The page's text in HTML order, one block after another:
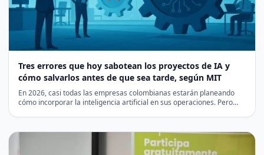
Tres errores que hoy sabotean los proyectos de IA y
cómo salvarlos antes de que sea tarde, según MIT
En 2026, casi todas las empresas colombianas estarán planeando
cómo incorporar la inteligencia artificial en sus operaciones. Pero…